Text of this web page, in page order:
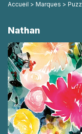
Accueil > Marques >
Nathan